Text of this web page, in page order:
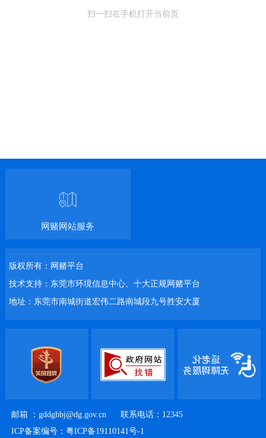
扫一扫在手机打开当前页
网赌网站服务
版权所有：网赌平台
技术支持：东莞市环境信息中心、十大正规网赌平台
地址：东莞市南城街道宏伟二路南城段九号胜安大厦
邮箱 ： gddghbj@dg.gov.cn
联系电话：12345
ICP备案编号：粤ICP备19110141号-1